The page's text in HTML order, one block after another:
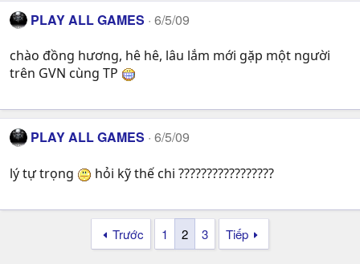
PLAY ALL GAMES 6/5/09
chào đồng hương, hê hê, lâu lắm mới gặp một người
trên GVN cùng TP
PLAY ALL GAMES 6/5/09
lý tự trọng hỏi kỹ thế chi ?????????????????
Trước 1 2 3 Tiếp